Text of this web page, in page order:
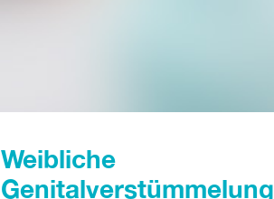
Weibliche
Genitalverstümmelung